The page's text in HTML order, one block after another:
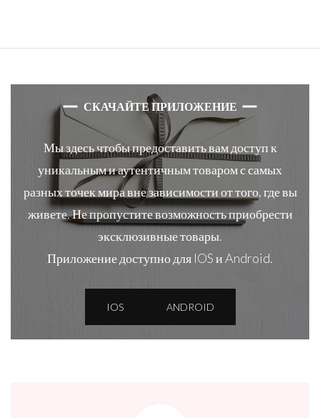
СКАЧАЙТЕ ПРИЛОЖЕНИЕ
Мы здесь чтобы предоставить вам доступ к
уникальным и аутентичным товаром с самых
разных точек мира вне зависимости от того, где вы
живете. Не пропустите возможность приобрести
эксклюзивные товары.
Приложение доступно для IOS и Android.
IOS ANDROID